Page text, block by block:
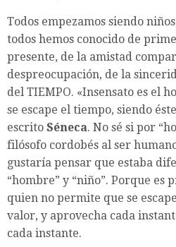
Todos empezamos siendo
todos hemos conocido de
presente, de la amistad
despreocupación, de la
del TIEMPO. «Insensato es el
se escape el tiempo, siendo
escrito Séneca. No sé si por
filósofo cordobés al ser
gustaría pensar que estaba
“hombre” y “niño”. Porque es
quien no permite que se
valor, y aprovecha cada
cada instante.